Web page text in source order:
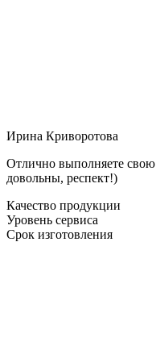
Ирина Криворотова
Отлично выполняете свою
довольны, респект!)
Качество продукции
Уровень сервиса
Срок изготовления